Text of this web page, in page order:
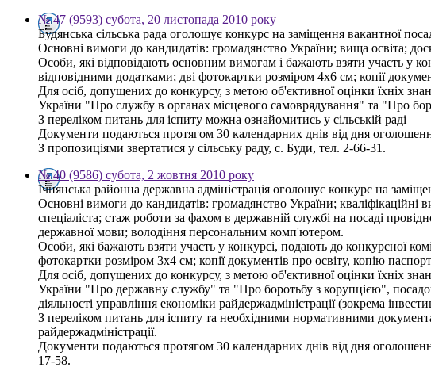
№ 47 (9593) субота, 20 листопада 2010 року
Будянська сільська рада оголошує конкурс на заміщення вакантної
Основні вимоги до кандидатів: громадянство України; вища освіта;
Особи, які відповідають основним вимогам і бажають взяти участь у
відповідними додатками; дві фотокартки розміром 4х6 см; копії
Для осіб, допущених до конкурсу, з метою об'єктивної оцінки їхніх
України "Про службу в органах місцевого самоврядування" та "Про
З переліком питань для іспиту можна ознайомитись у сільській раді
Документи подаються протягом 30 календарних днів від дня
З пропозиціями звертатися у сільську раду, с. Буди, тел. 2-66-31.
№ 40 (9586) субота, 2 жовтня 2010 року
Ічнянська районна державна адміністрація оголошує конкурс на
Основні вимоги до кандидатів: громадянство України; кваліфікаційні
спеціаліста; стаж роботи за фахом в державній службі на посаді
державної мови; володіння персональним комп'ютером.
Особи, які бажають взяти участь у конкурсі, подають до конкурсної
фотокартки розміром 3х4 см; копії документів про освіту, копію
Для осіб, допущених до конкурсу, з метою об'єктивної оцінки їхніх
України "Про державну службу" та "Про боротьбу з корупцією",
діяльності управління економіки райдержадміністрації (зокрема
З переліком питань для іспиту та необхідними нормативними
райдержадміністрації.
Документи подаються протягом 30 календарних днів від дня
17-58.